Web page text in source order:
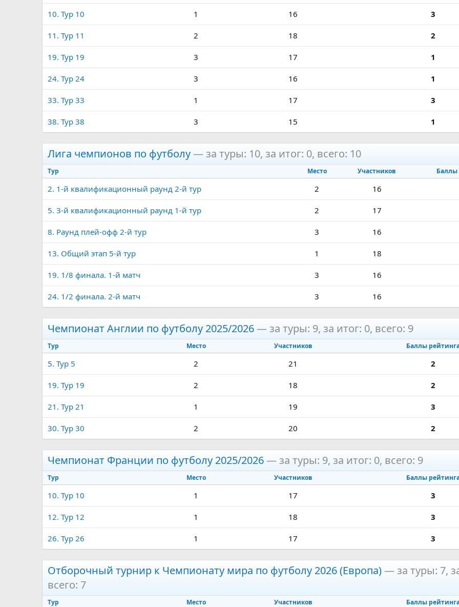
10. Тур 10 1 16 3
11. Тур 11 2 18 2
19. Тур 19 3 17 1
24. Тур 24 3 16 1
33. Тур 33 1 17 3
38. Тур 38 3 15 1
Лига чемпионов по футболу— за туры: 10, за итог: 0, всего: 10
Тур Место Участников Баллы
2. 1-й квалификационный раунд 2-й тур 2 16
5. 3-й квалификационный раунд 1-й тур 2 17
8. Раунд плей-офф 2-й тур 3 16
13. Общий этап 5-й тур 1 18
19. 1/8 финала. 1-й матч 3 16
24. 1/2 финала. 2-й матч 3 16
Чемпионат Англии по футболу 2025/2026— за туры: 9, за итог: 0, всего: 9
Тур Место Участников Баллы
5. Тур 5 2 21 2
19. Тур 19 2 18 2
21. Тур 21 1 19 3
30. Тур 30 2 20 2
Чемпионат Франции по футболу 2025/2026— за туры: 9, за итог: 0, всего: 9
Тур Место Участников Баллы
10. Тур 10 1 17 3
12. Тур 12 1 18 3
26. Тур 26 1 17 3
Отборочный турнир к Чемпионату мира по футболу 2026 (Европа)— за туры: 7,
всего: 7
Тур Место Участников Баллы